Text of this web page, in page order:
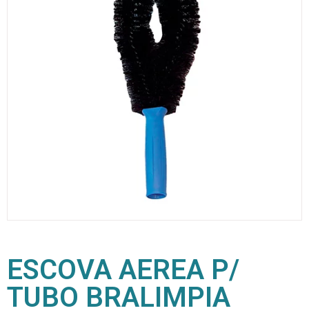
ESCOVA AEREA P/
TUBO BRALIMPIA